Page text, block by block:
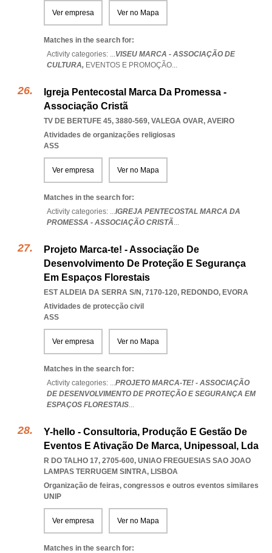
Ver empresa Ver no Mapa
Matches in the search for:
Activity categories: ...VISEU MARCA - ASSOCIAÇÃO DE
CULTURA, EVENTOS E PROMOÇÃO...
Igreja Pentecostal Marca Da Promessa -
Associação Cristã
TV DE BERTUFE 45, 3880-569, VALEGA OVAR, AVEIRO
Atividades de organizações religiosas
ASS
Ver empresa Ver no Mapa
Matches in the search for:
Activity categories: ...IGREJA PENTECOSTAL MARCA DA
PROMESSA - ASSOCIAÇÃO CRISTÃ...
Projeto Marca-te! - Associação De
Desenvolvimento De Proteção E Segurança
Em Espaços Florestais
EST ALDEIA DA SERRA S/N, 7170-120, REDONDO, EVORA
Atividades de protecção civil
ASS
Ver empresa Ver no Mapa
Matches in the search for:
Activity categories: ...PROJETO MARCA-TE! - ASSOCIAÇÃO
DE DESENVOLVIMENTO DE PROTEÇÃO E SEGURANÇA EM
ESPAÇOS FLORESTAIS...
Y-hello - Consultoria, Produção E Gestão De
Eventos E Ativação De Marca, Unipessoal, Lda
R DO TALHO 17, 2705-600, UNIAO FREGUESIAS SAO JOAO
LAMPAS TERRUGEM SINTRA, LISBOA
Organização de feiras, congressos e outros eventos similares
UNIP
Ver empresa Ver no Mapa
Matches in the search for: